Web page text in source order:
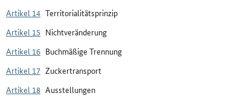
Artikel 14 Territorialitätsprinzip
Artikel 15 Nichtveränderung
Artikel 16 Buchmäßige Trennung
Artikel 17 Zuckertransport
Artikel 18 Ausstellungen